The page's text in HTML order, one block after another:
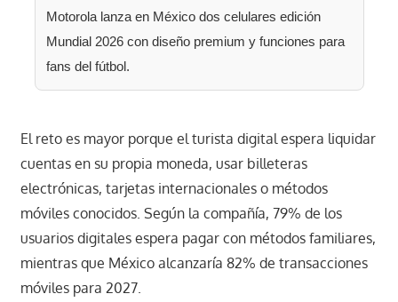
Motorola lanza en México dos celulares edición
Mundial 2026 con diseño premium y funciones para
fans del fútbol.
El reto es mayor porque el turista digital espera liquidar
cuentas en su propia moneda, usar billeteras
electrónicas, tarjetas internacionales o métodos
móviles conocidos. Según la compañía, 79% de los
usuarios digitales espera pagar con métodos familiares,
mientras que México alcanzaría 82% de transacciones
móviles para 2027.